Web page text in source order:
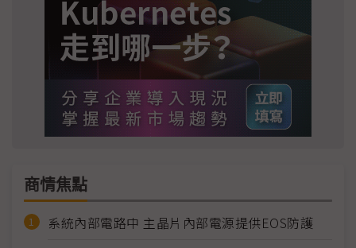
商情焦點
系統內部電路中 主晶片內部電源提供EOS防護